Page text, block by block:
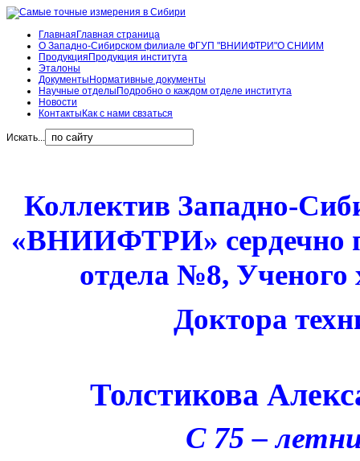
Главная Главная страница
О Западно-Сибирском филиале ФГУП "ВНИИФТРИ"О СНИИМ
Продукция Продукция института
Эталоны
Документы Нормативные документы
Научные отделы Подробно о каждом отделе института
Новости
Контакты Как с нами свзаться
Искать...
Коллектив Западно-
«ВНИИФТРИ» сердечно
отдела №8,
Доктора
Толстикова
С 75 –